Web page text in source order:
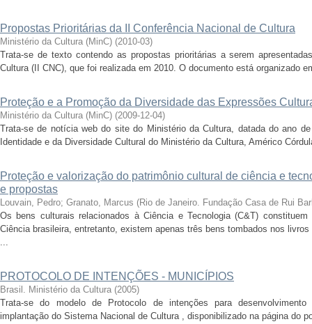
Propostas Prioritárias da II Conferência Nacional de Cultura
Ministério da Cultura (MinC) (2010-03)
Trata-se de texto contendo as propostas prioritárias a serem
Cultura (II CNC), que foi realizada em 2010. O documento está organizado
Proteção e a Promoção da Diversidade das Expressões
Ministério da Cultura (MinC) (2009-12-04)
Trata-se de notícia web do site do Ministério da Cultura, datada do ano
Identidade e da Diversidade Cultural do Ministério da Cultura, Américo
Proteção e valorização do patrimônio cultural de ciência e
e propostas
Louvain, Pedro; Granato, Marcus (Rio de Janeiro. Fundação Casa de Rui
Os bens culturais relacionados à Ciência e Tecnologia (C&T)
Ciência brasileira, entretanto, existem apenas três bens tombados nos
...
PROTOCOLO DE INTENÇÕES - MUNICÍPIOS
Brasil. Ministério da Cultura (2005)
Trata-se do modelo de Protocolo de intenções para
implantação do Sistema Nacional de Cultura , disponibilizado na página do